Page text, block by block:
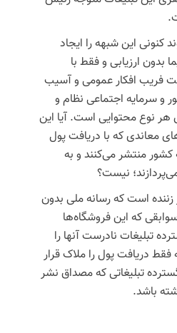
کنونی این شبهه را ایجاد
بدون ارزیابی و فقط با
فریب افکار عمومی و آسیب
و سرمایه اجتماعی نظام و
نوع محتوایی است. آیا این
معاندی که با دریافت پول
منتشر می‌کنند و به
نیست؟
است که رسانه ملی بدون
که این فروشگاه‌ها
تبلیغات نادرست آنها را
دریافت پول را ملاک قرار
تبلیغاتی که مصداق نشر
باشد.